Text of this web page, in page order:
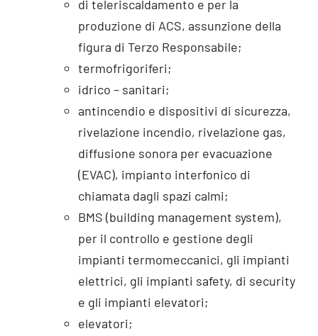
di teleriscaldamento e per la
produzione di ACS, assunzione della
figura di Terzo Responsabile;
termofrigoriferi;
idrico – sanitari;
antincendio e dispositivi di sicurezza,
rivelazione incendio, rivelazione gas,
diffusione sonora per evacuazione
(EVAC), impianto interfonico di
chiamata dagli spazi calmi;
BMS (building management system),
per il controllo e gestione degli
impianti termomeccanici, gli impianti
elettrici, gli impianti safety, di security
e gli impianti elevatori;
elevatori;